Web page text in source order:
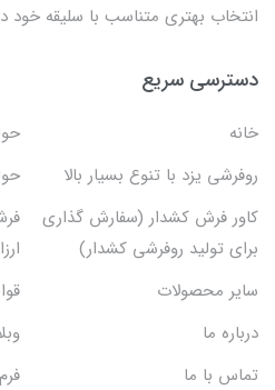
انتخاب بهتری متناسب با سلیقه خود
دسترسی سریع
خانه
روفرشی یزد با تنوع بسیار بالا
کاور فرش کشدار (سفارش گذاری
برای تولید روفرشی کشدار)
ارزان)
سایر محصولات
درباره ما
تماس با ما